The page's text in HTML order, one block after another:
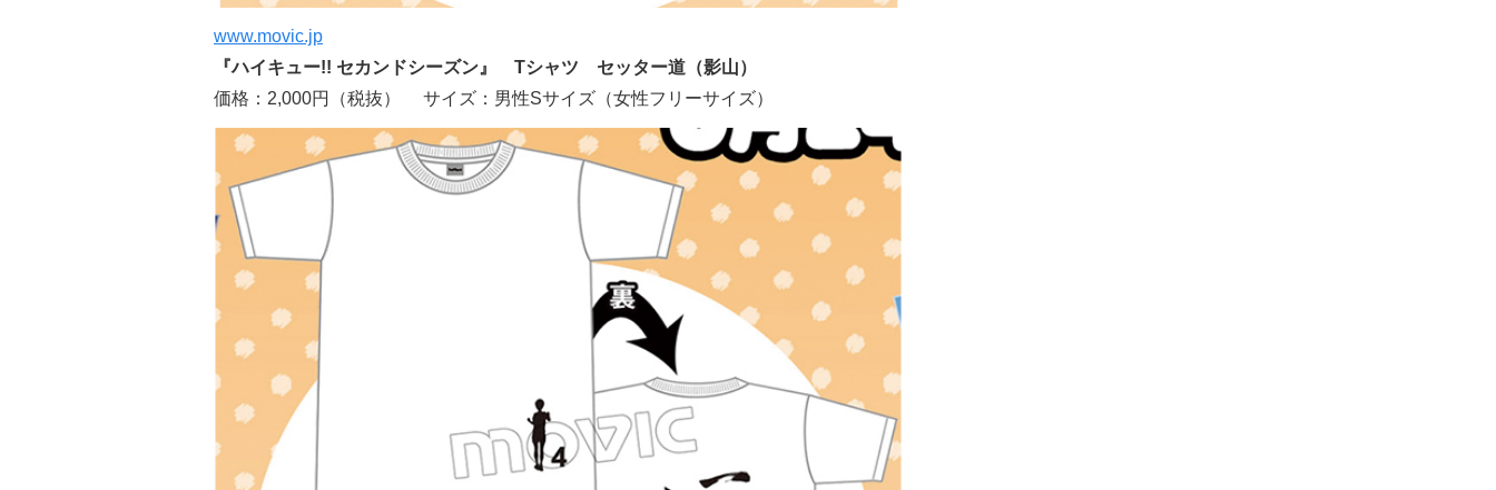
www.movic.jp
『ハイキュー!! セカンドシーズン』 Tシャツ セッター道（影山）
価格：2,000円（税抜） サイズ：男性Sサイズ（女性フリーサイズ）